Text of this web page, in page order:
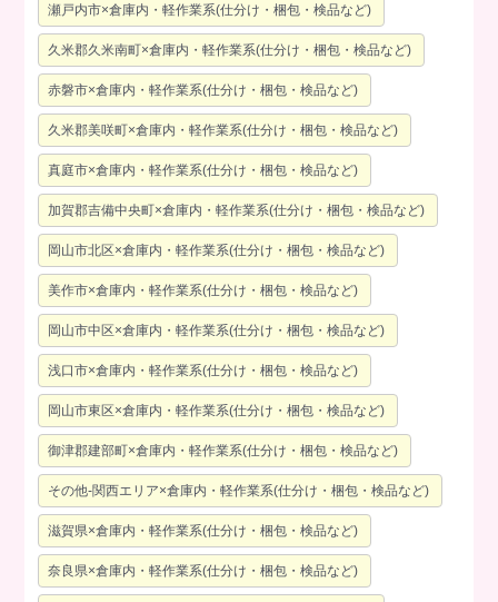
瀬戸内市×倉庫内・軽作業系(仕分け・梱包・検品など)
久米郡久米南町×倉庫内・軽作業系(仕分け・梱包・検品など)
赤磐市×倉庫内・軽作業系(仕分け・梱包・検品など)
久米郡美咲町×倉庫内・軽作業系(仕分け・梱包・検品など)
真庭市×倉庫内・軽作業系(仕分け・梱包・検品など)
加賀郡吉備中央町×倉庫内・軽作業系(仕分け・梱包・検品など)
岡山市北区×倉庫内・軽作業系(仕分け・梱包・検品など)
美作市×倉庫内・軽作業系(仕分け・梱包・検品など)
岡山市中区×倉庫内・軽作業系(仕分け・梱包・検品など)
浅口市×倉庫内・軽作業系(仕分け・梱包・検品など)
岡山市東区×倉庫内・軽作業系(仕分け・梱包・検品など)
御津郡建部町×倉庫内・軽作業系(仕分け・梱包・検品など)
その他-関西エリア×倉庫内・軽作業系(仕分け・梱包・検品など)
滋賀県×倉庫内・軽作業系(仕分け・梱包・検品など)
奈良県×倉庫内・軽作業系(仕分け・梱包・検品など)